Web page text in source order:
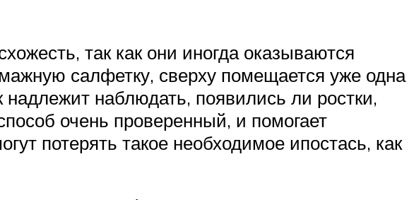
так как они иногда оказываются
салфетку, сверху помещается уже одна
наблюдать, появились ли ростки,
очень проверенный, и помогает
потерять такое необходимое ипостась, как